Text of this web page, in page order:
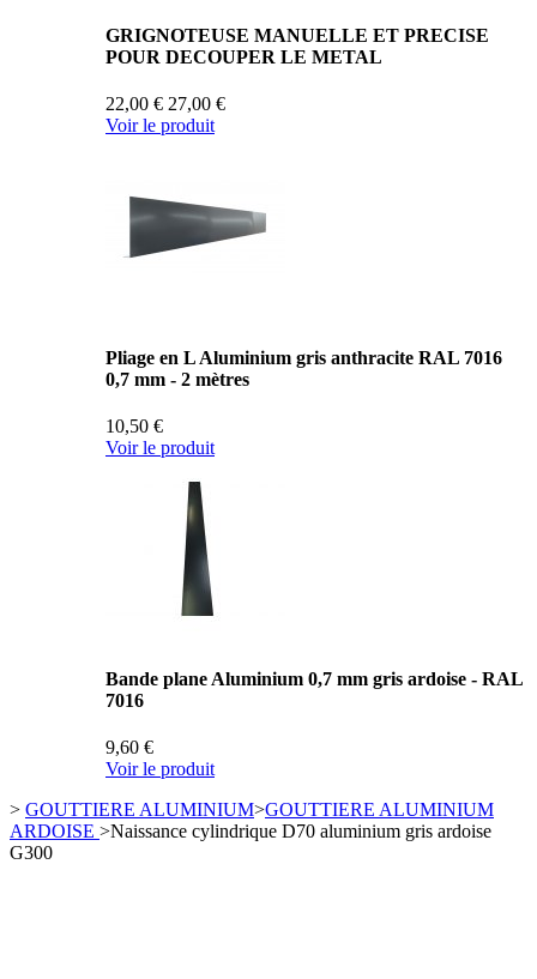
GRIGNOTEUSE MANUELLE ET PRECISE
POUR DECOUPER LE METAL
22,00 € 27,00 €
Voir le produit
Pliage en L Aluminium gris anthracite RAL 7016
0,7 mm - 2 mètres
10,50 €
Voir le produit
Bande plane Aluminium 0,7 mm gris ardoise - RAL
7016
9,60 €
Voir le produit
> GOUTTIERE ALUMINIUM>GOUTTIERE ALUMINIUM
ARDOISE >Naissance cylindrique D70 aluminium gris ardoise
G300